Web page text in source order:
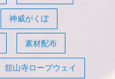
神威がくぽ
素材配布
舘山寺ロープウェイ